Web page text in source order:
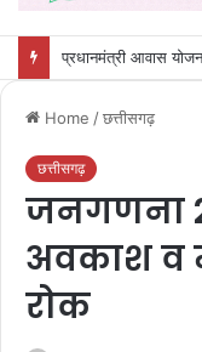
Home /छत्तीसगढ़
छत्तीसगढ़
जनगणना
अवकाश व
रोक